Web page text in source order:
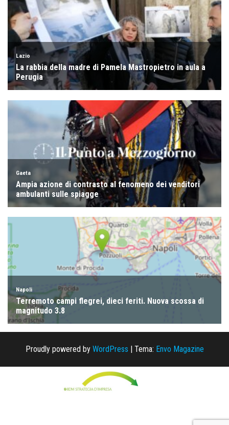
Proudly powered by WordPress | Tema: Envo Magazine